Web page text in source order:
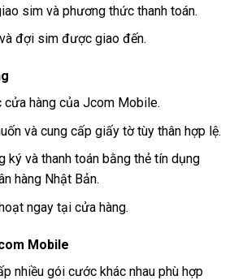
sim và phương thức thanh toán.
đợi sim được giao đến.
hàng của Jcom Mobile.
và cung cấp giấy tờ tùy thân hợp lệ.
ký và thanh toán bằng thẻ tín dụng
hàng Nhật Bản.
ngay tại cửa hàng.
Mobile
nhiều gói cước khác nhau phù hợp